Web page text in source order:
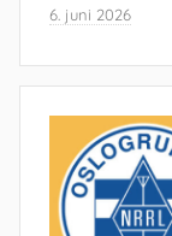
6. juni 2026